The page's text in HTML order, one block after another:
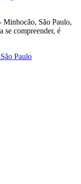
Minhocão, São Paulo,
se compreender, é
Paulo